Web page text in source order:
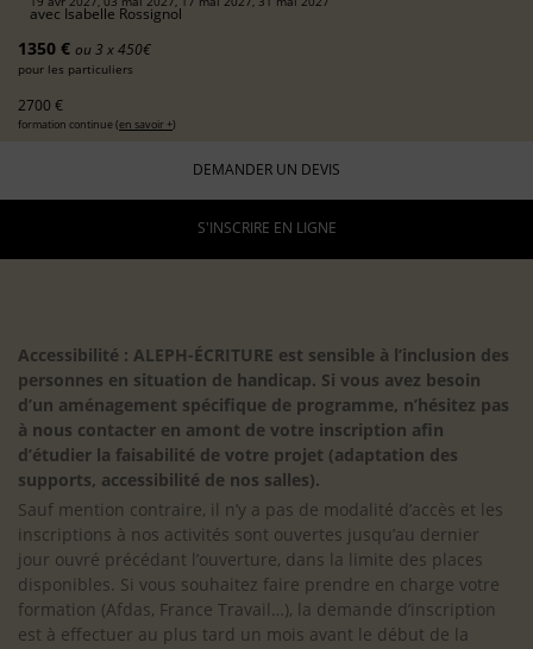
avec Isabelle Rossignol
1350 € ou 3 x 450€
pour les particuliers
2700 €
formation continue (en savoir +)
DEMANDER UN DEVIS
S'INSCRIRE EN LIGNE
Accessibilité : ALEPH-ÉCRITURE est sensible à l’inclusion des
personnes en situation de handicap. Si vous avez besoin
d’un aménagement spécifique de programme, n’hésitez pas
à nous contacter en amont de votre inscription afin
d’étudier la faisabilité de votre projet (adaptation des
supports, accessibilité de nos salles).
Sauf mention contraire, il n’y a pas de modalité d’accès et les
inscriptions à nos activités sont ouvertes jusqu’au dernier
jour ouvré précédant l’ouverture, dans la limite des places
disponibles. Si vous souhaitez faire prendre en charge votre
formation (Afdas, France Travail…), la demande d’inscription
est à effectuer au plus tard un mois avant le début de la